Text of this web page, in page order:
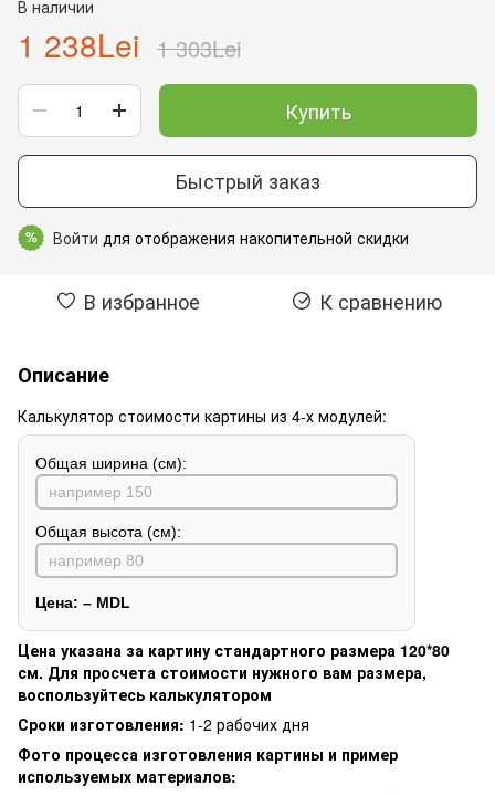
В наличии
1 238Lei 1 303Lei
Купить
Быстрый заказ
% Войти для отображения накопительной скидки
В избранное К сравнению
Описание
Калькулятор стоимости картины из 4-х модулей:
Общая ширина (см):
Общая высота (см):
Цена: – MDL
Цена указана за картину стандартного размера 120*80
см. Для просчета стоимости нужного вам размера,
воспользуйтесь калькулятором
Сроки изготовления: 1-2 рабочих дня
Фото процесса изготовления картины и пример
используемых материалов: